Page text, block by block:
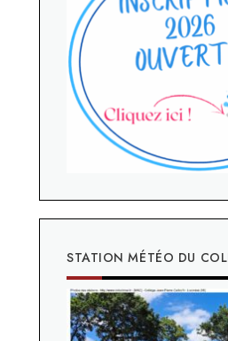
STATION MÉTÉO DU